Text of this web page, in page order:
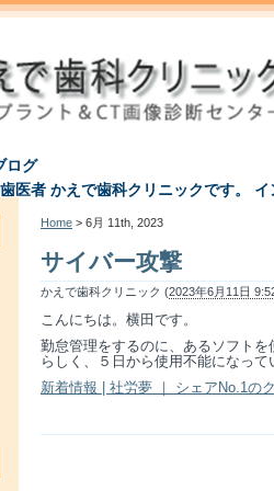
ログ
医者 かえで歯科クリニックです。 イ
Home > 6月 11th, 2023
サイバー攻撃
かえで歯科クリニック (2023年6月11日
こんにちは。横田です。
勤怠管理をするのに、あるソフト
らしく、５日から使用不能になって
新着情報 | 社労夢 ｜ シェアNo.1の